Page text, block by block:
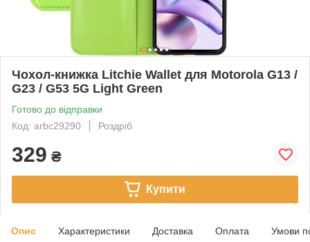
Чохол-книжка Litchie Wallet для Motorola G13 /
G23 / G53 5G Light Green
Готово до відправки
Код: arbc29290
Роздріб
329 ₴
Купити
Опис Характеристики Доставка Оплата Умови